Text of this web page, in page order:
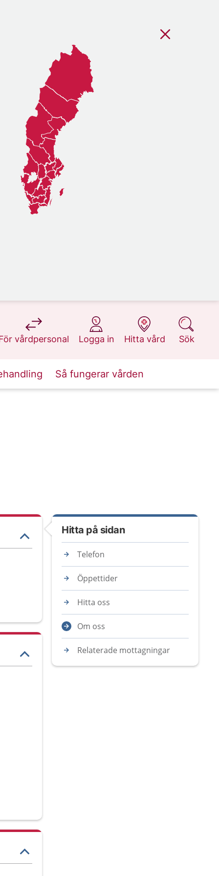
vårdpersonal
på 1177.se
Logga in
på 1177.se
Hitta vård
på 1177.se
Sök
på 1177.se
Så fungerar vården
Hitta på sidan
Telefon
Öppettider
Hitta oss
Om oss
Relaterade mottagningar